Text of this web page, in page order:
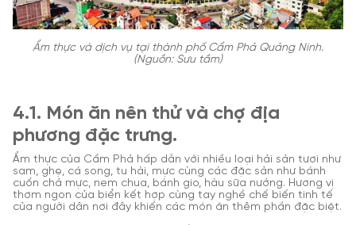
Ẩm thực và dịch vụ tại thành phố Cẩm Phả Quảng Ninh.
(Nguồn: Sưu tầm)
4.1. Món ăn nên thử và chợ địa
phương đặc trưng.
Ẩm thực của Cẩm Phả hấp dẫn với nhiều loại hải sản tươi như
sam, ghẹ, cá song, tu hài, mực cùng các đặc sản như bánh
cuốn chả mực, nem chua, bánh gio, hàu sữa nướng. Hương vị
thơm ngon của biển kết hợp cùng tay nghề chế biến tinh tế
của người dân nơi đây khiến các món ăn thêm phần đặc biệt.